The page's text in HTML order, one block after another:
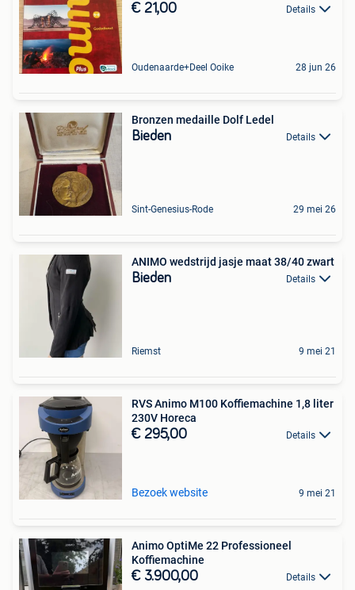
€ 21,00 Details
Oudenaarde+Deel Ooike 28 jun 26
Bronzen medaille Dolf Ledel
Bieden Details
Sint-Genesius-Rode 29 mei 26
ANIMO wedstrijd jasje maat 38/40 zwart
Bieden Details
Riemst 9 mei 21
RVS Animo M100 Koffiemachine 1,8 liter
230V Horeca
€ 295,00 Details
Bezoek website 9 mei 21
Animo OptiMe 22 Professioneel
Koffiemachine
€ 3.900,00 Details